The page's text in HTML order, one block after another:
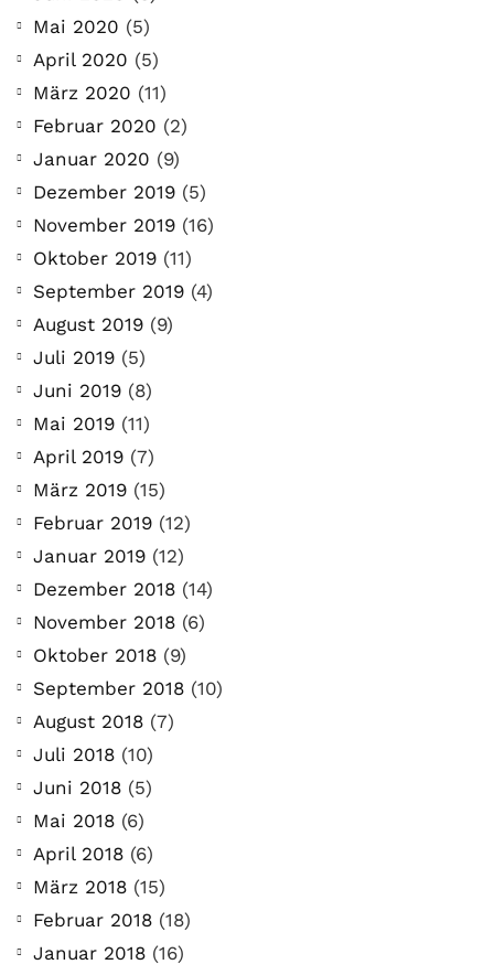
Mai 2020 (5)
April 2020 (5)
März 2020 (11)
Februar 2020 (2)
Januar 2020 (9)
Dezember 2019 (5)
November 2019 (16)
Oktober 2019 (11)
September 2019 (4)
August 2019 (9)
Juli 2019 (5)
Juni 2019 (8)
Mai 2019 (11)
April 2019 (7)
März 2019 (15)
Februar 2019 (12)
Januar 2019 (12)
Dezember 2018 (14)
November 2018 (6)
Oktober 2018 (9)
September 2018 (10)
August 2018 (7)
Juli 2018 (10)
Juni 2018 (5)
Mai 2018 (6)
April 2018 (6)
März 2018 (15)
Februar 2018 (18)
Januar 2018 (16)